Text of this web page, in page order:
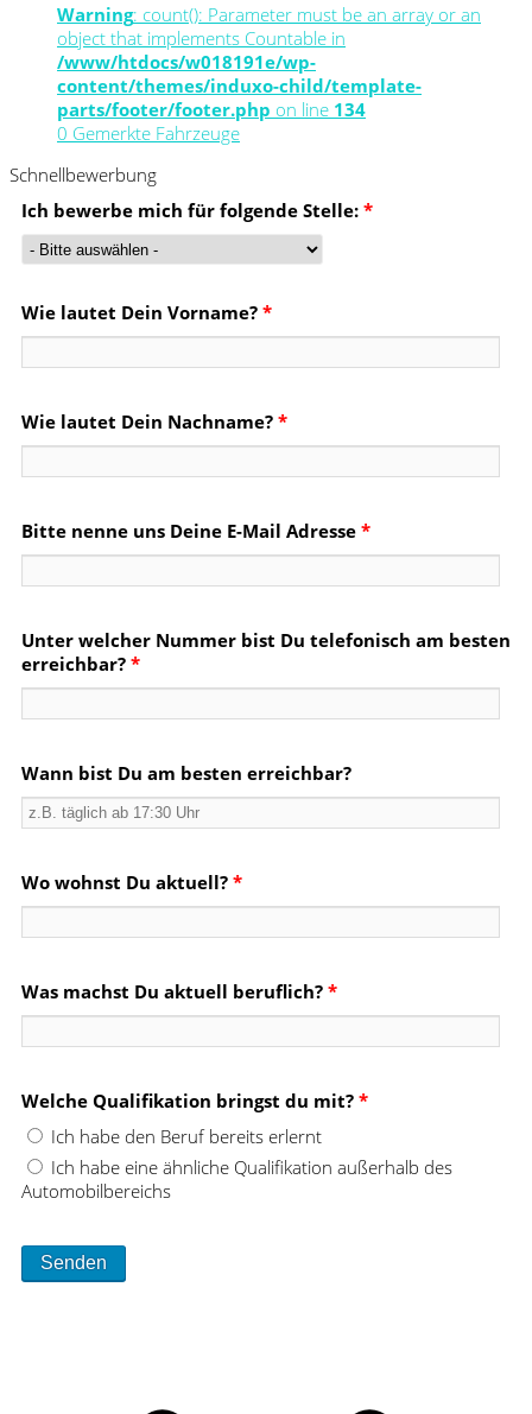
Warning: count(): Parameter must be an array or an
object that implements Countable in
/www/htdocs/w018191e/wp-
content/themes/induxo-child/template-
parts/footer/footer.php on line 134
0 Gemerkte Fahrzeuge
Schnellbewerbung
Ich bewerbe mich für folgende Stelle: *
Wie lautet Dein Vorname? *
Wie lautet Dein Nachname? *
Bitte nenne uns Deine E-Mail Adresse *
Unter welcher Nummer bist Du telefonisch am besten
erreichbar? *
Wann bist Du am besten erreichbar?
Wo wohnst Du aktuell? *
Was machst Du aktuell beruflich? *
Welche Qualifikation bringst du mit? *
Ich habe den Beruf bereits erlernt
Ich habe eine ähnliche Qualifikation außerhalb des
Automobilbereichs